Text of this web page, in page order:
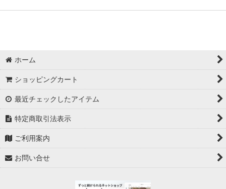
ホーム
ショッピングカート
最近チェックしたアイテム
特定商取引法表示
ご利用案内
お問い合せ